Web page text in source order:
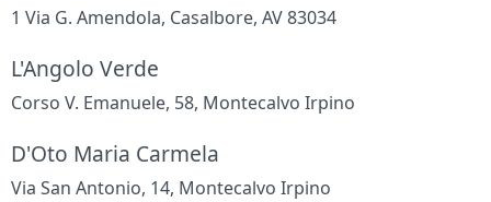
1 Via G. Amendola, Casalbore, AV 83034
L'Angolo Verde
Corso V. Emanuele, 58, Montecalvo Irpino
D'Oto Maria Carmela
Via San Antonio, 14, Montecalvo Irpino